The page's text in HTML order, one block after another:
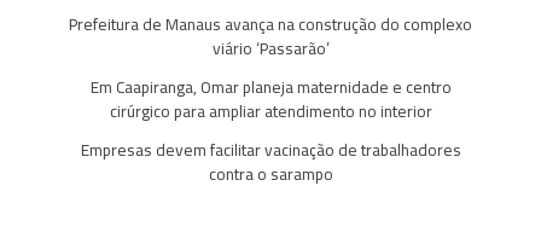
Prefeitura de Manaus avança na construção do complexo
viário ‘Passarão’
Em Caapiranga, Omar planeja maternidade e centro
cirúrgico para ampliar atendimento no interior
Empresas devem facilitar vacinação de trabalhadores
contra o sarampo